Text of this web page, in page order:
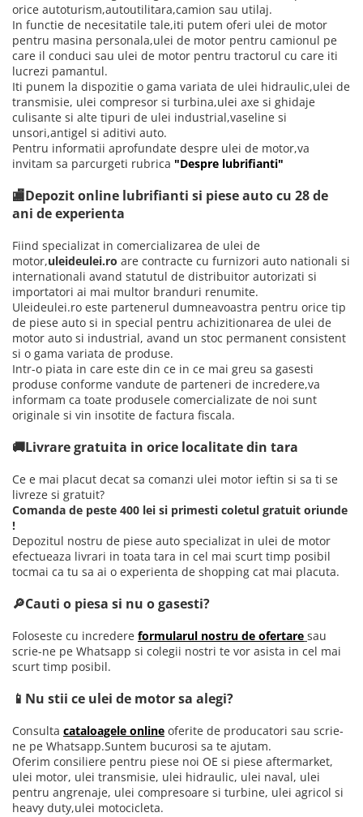
orice autoturism,autoutilitara,camion sau utilaj.
In functie de necesitatile tale,iti putem oferi ulei de motor
pentru masina personala,ulei de motor pentru camionul pe
care il conduci sau ulei de motor pentru tractorul cu care iti
lucrezi pamantul.
Iti punem la dispozitie o gama variata de ulei hidraulic,ulei de
transmisie, ulei compresor si turbina,ulei axe si ghidaje
culisante si alte tipuri de ulei industrial,vaseline si
unsori,antigel si aditivi auto.
Pentru informatii aprofundate despre ulei de motor,va
invitam sa parcurgeti rubrica "Despre lubrifianti"
🏬Depozit online lubrifianti si piese auto cu 28 de
ani de experienta
Fiind specializat in comercializarea de ulei de
motor,uleideulei.ro are contracte cu furnizori auto nationali si
internationali avand statutul de distribuitor autorizati si
importatori ai mai multor branduri renumite.
Uleideulei.ro este partenerul dumneavoastra pentru orice tip
de piese auto si in special pentru achizitionarea de ulei de
motor auto si industrial, avand un stoc permanent consistent
si o gama variata de produse.
Intr-o piata in care este din ce in ce mai greu sa gasesti
produse conforme vandute de parteneri de incredere,va
informam ca toate produsele comercializate de noi sunt
originale si vin insotite de factura fiscala.
🚚Livrare gratuita in orice localitate din tara
Ce e mai placut decat sa comanzi ulei motor ieftin si sa ti se
livreze si gratuit?
Comanda de peste 400 lei si primesti coletul gratuit oriunde
!
Depozitul nostru de piese auto specializat in ulei de motor
efectueaza livrari in toata tara in cel mai scurt timp posibil
tocmai ca tu sa ai o experienta de shopping cat mai placuta.
🔎Cauti o piesa si nu o gasesti?
Foloseste cu incredere formularul nostru de ofertare sau
scrie-ne pe Whatsapp si colegii nostri te vor asista in cel mai
scurt timp posibil.
📱Nu stii ce ulei de motor sa alegi?
Consulta cataloagele online oferite de producatori sau scrie-
ne pe Whatsapp.Suntem bucurosi sa te ajutam.
Oferim consiliere pentru piese noi OE si piese aftermarket,
ulei motor, ulei transmisie, ulei hidraulic, ulei naval, ulei
pentru angrenaje, ulei compresoare si turbine, ulei agricol si
heavy duty,ulei motocicleta.